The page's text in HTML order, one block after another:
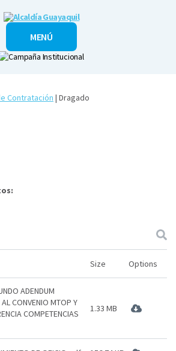
Alcaldía
GuayaquilMENÚ
Contratación | Dragado
Size Options
ADENDUM
CONVENIO MTOP Y
COMPETENCIAS
1.33 MB